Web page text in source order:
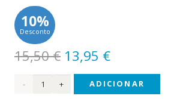
10%
Desconto
15,50€ O
preço
original
13,95 €O
preço
atual
Quantidade
ADICIONAR